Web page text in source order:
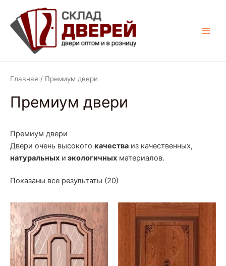
содержимому
Главная / Премиум двери
Премиум двери
Премиум двери
Двери очень высокого качества из качественных,
натуральных и экологичных материалов.
Показаны все результаты (20)